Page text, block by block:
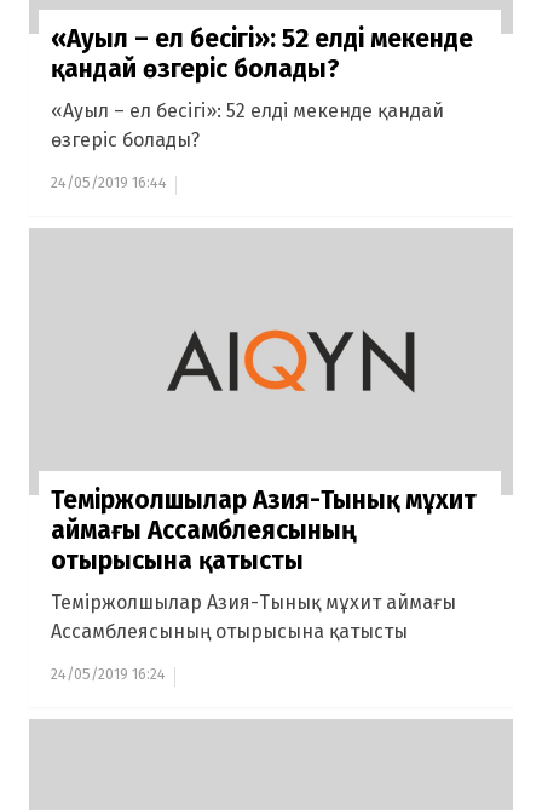
«Ауыл – ел бесігі»: 52 елді мекенде
қандай өзгеріс болады?
«Ауыл – ел бесігі»: 52 елді мекенде қандай
өзгеріс болады?
24/05/2019 16:44
Теміржолшылар Азия-Тынық мұхит
аймағы Ассамблеясының
отырысына қатысты
Теміржолшылар Азия-Тынық мұхит аймағы
Ассамблеясының отырысына қатысты
24/05/2019 16:24